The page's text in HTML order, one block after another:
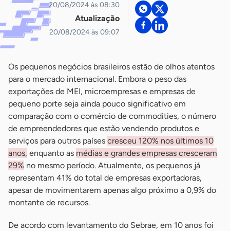
20/08/2024 às 08:30
Atualização
20/08/2024 às 09:07
Os pequenos negócios brasileiros estão de olhos atentos
para o mercado internacional. Embora o peso das
exportações de MEI, microempresas e empresas de
pequeno porte seja ainda pouco significativo em
comparação com o comércio de commodities, o número
de empreendedores que estão vendendo produtos e
serviços para outros países cresceu 120% nos últimos 10
anos, enquanto as médias e grandes empresas cresceram
29% no mesmo período. Atualmente, os pequenos já
representam 41% do total de empresas exportadoras,
apesar de movimentarem apenas algo próximo a 0,9% do
montante de recursos.
De acordo com levantamento do Sebrae, em 10 anos foi